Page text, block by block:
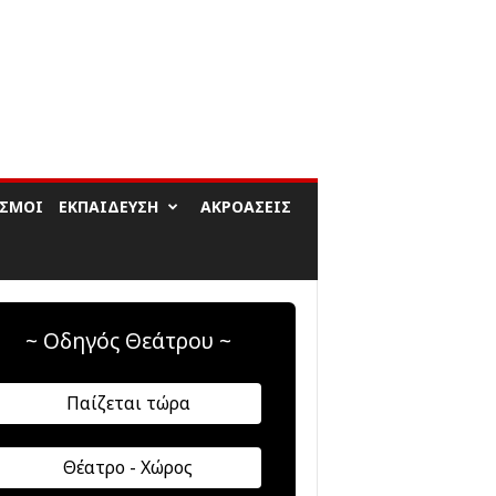
ΕΚΠΑΊΔΕΥΣΗ ΑΚΡΟΆΣΕΙΣ
~ Οδηγός Θεάτρου ~
Παίζεται τώρα
Θέατρο - Χώρος